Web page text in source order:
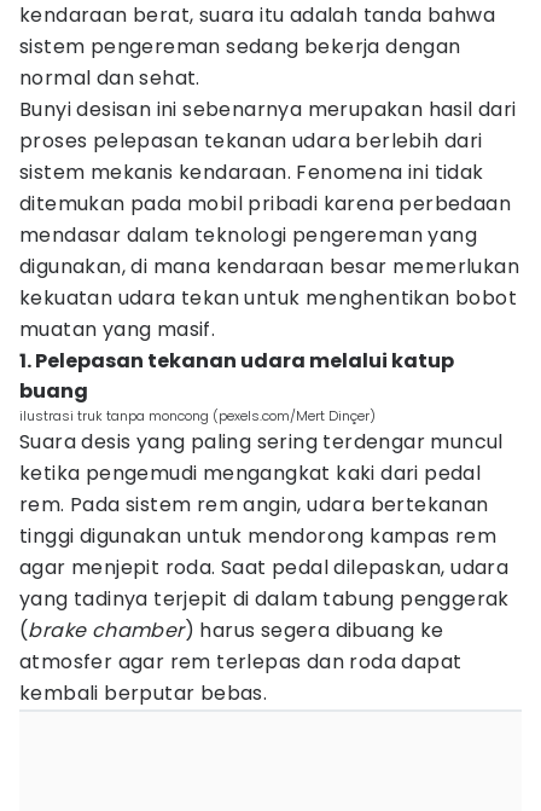
kendaraan berat, suara itu adalah tanda bahwa
sistem pengereman sedang bekerja dengan
normal dan sehat.
Bunyi desisan ini sebenarnya merupakan hasil dari
proses pelepasan tekanan udara berlebih dari
sistem mekanis kendaraan. Fenomena ini tidak
ditemukan pada mobil pribadi karena perbedaan
mendasar dalam teknologi pengereman yang
digunakan, di mana kendaraan besar memerlukan
kekuatan udara tekan untuk menghentikan bobot
muatan yang masif.
1. Pelepasan tekanan udara melalui katup
buang
ilustrasi truk tanpa moncong (pexels.com/Mert Dinçer)
Suara desis yang paling sering terdengar muncul
ketika pengemudi mengangkat kaki dari pedal
rem. Pada sistem rem angin, udara bertekanan
tinggi digunakan untuk mendorong kampas rem
agar menjepit roda. Saat pedal dilepaskan, udara
yang tadinya terjepit di dalam tabung penggerak
(brake chamber) harus segera dibuang ke
atmosfer agar rem terlepas dan roda dapat
kembali berputar bebas.